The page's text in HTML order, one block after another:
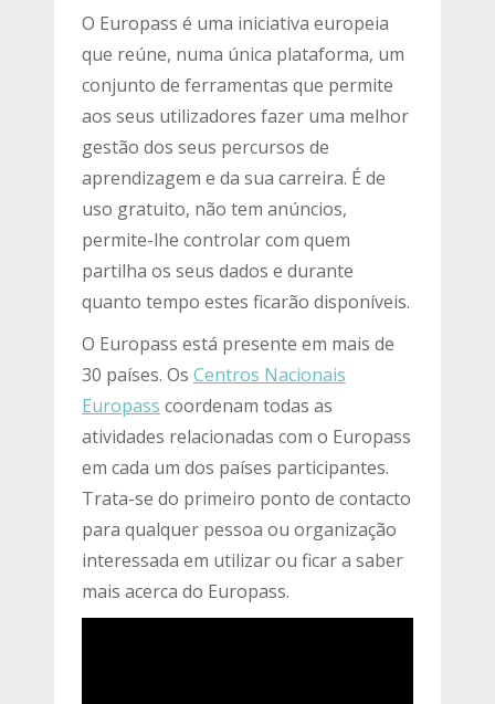
O Europass é uma iniciativa europeia
que reúne, numa única plataforma, um
conjunto de ferramentas que permite
aos seus utilizadores fazer uma melhor
gestão dos seus percursos de
aprendizagem e da sua carreira. É de
uso gratuito, não tem anúncios,
permite-lhe controlar com quem
partilha os seus dados e durante
quanto tempo estes ficarão disponíveis.
O Europass está presente em mais de
30 países. Os Centros Nacionais
Europass coordenam todas as
atividades relacionadas com o Europass
em cada um dos países participantes.
Trata-se do primeiro ponto de contacto
para qualquer pessoa ou organização
interessada em utilizar ou ficar a saber
mais acerca do Europass.